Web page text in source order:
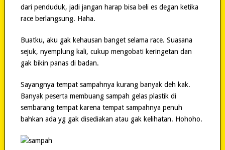
dari penduduk, jadi jangan harap bisa beli es degan ketika
race berlangsung. Haha.
Buatku, aku gak kehausan banget selama race. Suasana
sejuk, nyemplung kali, cukup mengobati keringetan dan
gak bikin panas di badan.
Sayangnya tempat sampahnya kurang banyak deh kak.
Banyak peserta membuang sampah gelas plastik di
sembarang tempat karena tempat sampahnya penuh
bahkan ada yg gak disediakan atau gak kelihatan. Hohoho.